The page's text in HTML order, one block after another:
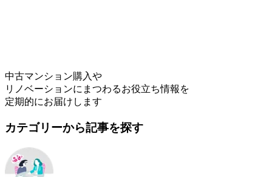
中古マンション購入や
リノベーションにまつわるお役立ち情報を
定期的にお届けします
カテゴリーから記事を探す